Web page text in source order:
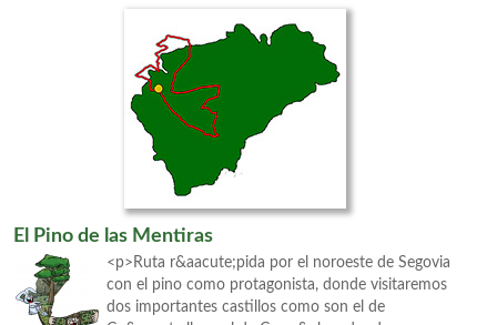
El Pino de las Mentiras
<p>Ruta r&aacute;pida por el noroeste de Segovia
con el pino como protagonista, donde visitaremos
dos importantes castillos como son el de